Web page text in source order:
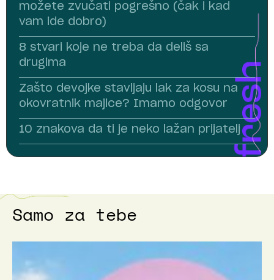
možete zvučati pogrešno (čak i kad
vam ide dobro)
8 stvari koje ne treba da deliš sa
drugima
Zašto devojke stavljaju lak za kosu na
okovratnik majice? Imamo odgovor
10 znakova da ti je neko lažan prijatelj
Samo za tebe